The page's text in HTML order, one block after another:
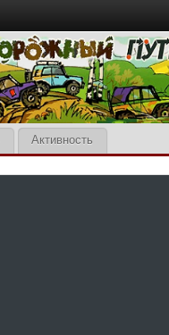
Активность